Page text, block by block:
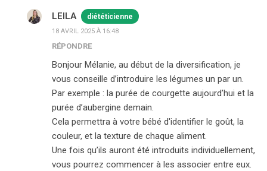
LEILA diététicienne
18 AVRIL 2025 À 16:48
RÉPONDRE
Bonjour Mélanie, au début de la diversification, je
vous conseille d’introduire les légumes un par un.
Par exemple : la purée de courgette aujourd’hui et la
purée d’aubergine demain.
Cela permettra à votre bébé d'identifier le goût, la
couleur, et la texture de chaque aliment.
Une fois qu’ils auront été introduits individuellement,
vous pourrez commencer à les associer entre eux.